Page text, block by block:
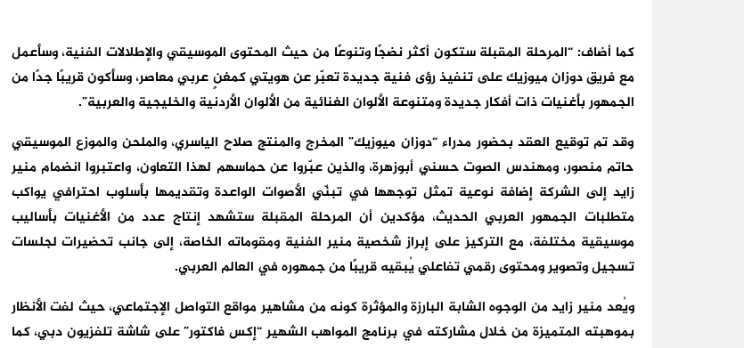
كما أضاف: “المرحلة المقبلة ستكون أكثر نضجًا وتنوعًا من حيث المحتوى الموسيقي والإطلالات الفنية، وسأعمل
مع فريق دوزان ميوزيك على تنفيذ رؤى فنية جديدة تعبّر عن هويتي كمغنٍ عربي معاصر، وسأكون قريبًا جدًا من
الجمهور بأغنيات ذات أفكار جديدة ومتنوعة الألوان الغنائية من الألوان الأردنية والخليجية والعربية”.
وقد تم توقيع العقد بحضور مدراء “دوزان ميوزيك” المخرج والمنتج صلاح الياسري، والملحن والموزع الموسيقي
حاتم منصور، ومهندس الصوت حسني أبوزهرة، والذين عبّروا عن حماسهم لهذا التعاون، واعتبروا انضمام منير
زايد إلى الشركة إضافة نوعية تمثل توجهها في تبنّي الأصوات الواعدة وتقديمها بأسلوب احترافي يواكب
متطلبات الجمهور العربي الحديث، مؤكدين أن المرحلة المقبلة ستشهد إنتاج عدد من الأغنيات بأساليب
موسيقية مختلفة، مع التركيز على إبراز شخصية منير الفنية ومقوماته الخاصة، إلى جانب تحضيرات لجلسات
تسجيل وتصوير ومحتوى رقمي تفاعلي يُبقيه قريبًا من جمهوره في العالم العربي.
ويُعد منير زايد من الوجوه الشابة البارزة والمؤثرة كونه من مشاهير مواقع التواصل الإجتماعي، حيث لفت الأنظار
بموهبته المتميزة من خلال مشاركته في برنامج المواهب الشهير “إكس فاكتور” على شاشة تلفزيون دبي، كما